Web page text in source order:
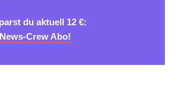
du aktuell 12 €:
Crew Abo!